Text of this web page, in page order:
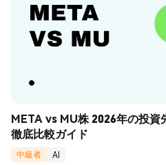
META vs MU株 2026年の投資
徹底比較ガイド
中級者
AI